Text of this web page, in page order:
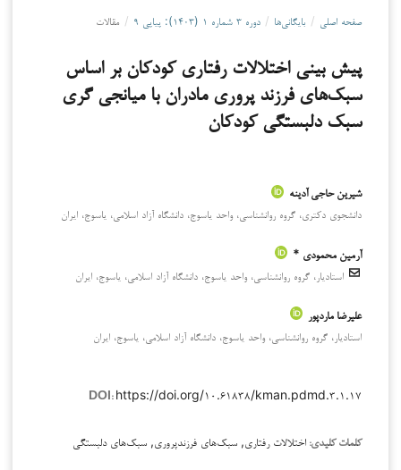
صفحه اصلی / بایگانی‌ها / دوره ۳ شماره ۱ (۱۴۰۳): پیاپی ۹ / مقالات
پیش بینی اختلالات رفتاری کودکان بر اساس
سبک‌های فرزند پروری مادران با میانجی گری
سبک دلبستگی کودکان
شیرین حاجی آدینه
دانشجوی دکتری، گروه روانشناسی، واحد یاسوج، دانشگاه آزاد اسلامی، یاسوج، ایران
آرمین محمودی *
استادیار، گروه روانشناسی، واحد یاسوج، دانشگاه آزاد اسلامی، یاسوج، ایران
علیرضا ماردپور
استادیار، گروه روانشناسی، واحد یاسوج، دانشگاه آزاد اسلامی، یاسوج، ایران
DOI: https://doi.org/۱۰.۶۱۸۳۸/kman.pdmd.۳.۱.۱۷
کلمات کلیدی: اختلالات رفتاری, سبک‌های فرزندپروری, سبک‌های دلبستگی